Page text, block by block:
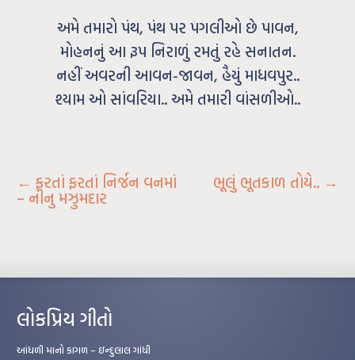
અમે તમારો પંથ, પંથ પર પગલીઓ છે પાવન,
મોહનનું આ રૂપ નિરાળું રમતું રહે સનાતન.
નહીં અવરની આવન-જાવન, હૈયું માધવપુર..
શ્યામ ઓ સાંવરિયા.. અમે તમારી વાંસળીઓ..
← ફરતાં ફરતાં નિર્જન વનમાં
– નીનુ મઝુમદાર
ભૂલું ભૂતકાળ તોયે.. →
લોકપ્રિય ગીતો
આંધળી માનો કાગળ – ઇન્દુલાલ ગાંધી